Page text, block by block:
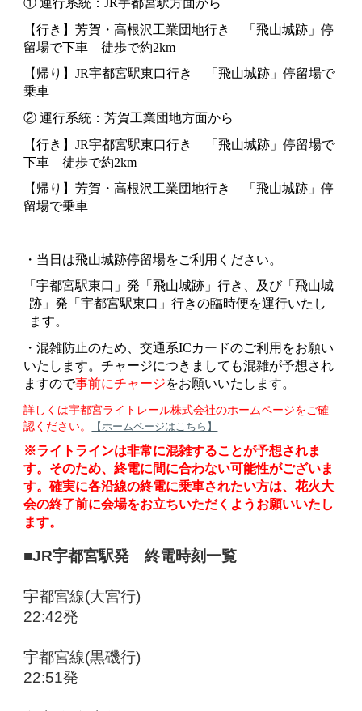
① 運行系統：JR宇都宮駅方面から
【行き】芳賀・高根沢工業団地行き 「飛山城跡」停
留場で下車 徒歩で約2km
【帰り】JR宇都宮駅東口行き 「飛山城跡」停留場で
乗車
② 運行系統：芳賀工業団地方面から
【行き】JR宇都宮駅東口行き 「飛山城跡」停留場で
下車 徒歩で約2km
【帰り】芳賀・高根沢工業団地行き 「飛山城跡」停
留場で乗車
・当日は飛山城跡停留場をご利用ください。
「宇都宮駅東口」発「飛山城跡」行き、及び「飛山城
跡」発「宇都宮駅東口」行きの臨時便を運行いたし
ます。
・混雑防止のため、交通系ICカードのご利用をお願い
いたします。チャージにつきましても混雑が予想され
ますので事前にチャージをお願いいたします。
詳しくは宇都宮ライトレール株式会社のホームページをご確
認ください。
【ホームページはこちら】
※ライトラインは非常に混雑することが予想されま
す。そのため、終電に間に合わない可能性がございま
す。確実に各沿線の終電に乗車されたい方は、花火大
会の終了前に会場をお立ちいただくようお願いいたし
ます。
■JR宇都宮駅発 終電時刻一覧
宇都宮線(大宮行)
22:42発
宇都宮線(黒磯行)
22:51発